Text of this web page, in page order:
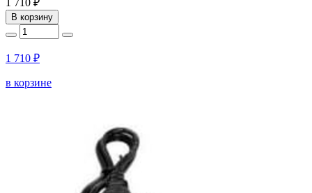
В корзину
1 710 ₽
в корзине